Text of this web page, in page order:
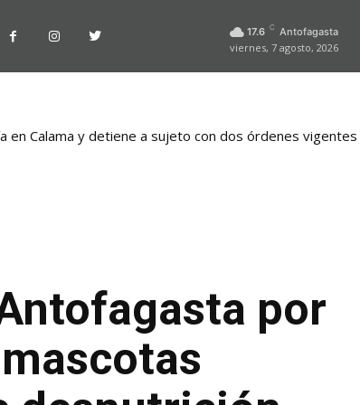
17.6 C Antofagasta
viernes, 7 agosto, 2026
Calama y detiene a sujeto con dos órdenes vigentes
por